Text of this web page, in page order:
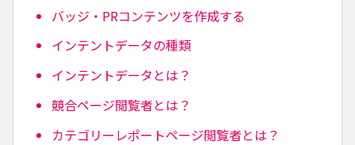
バッジ・PRコンテンツを作成する
インテントデータの種類
インテントデータとは？
競合ページ閲覧者とは？
カテゴリーレポートページ閲覧者とは？